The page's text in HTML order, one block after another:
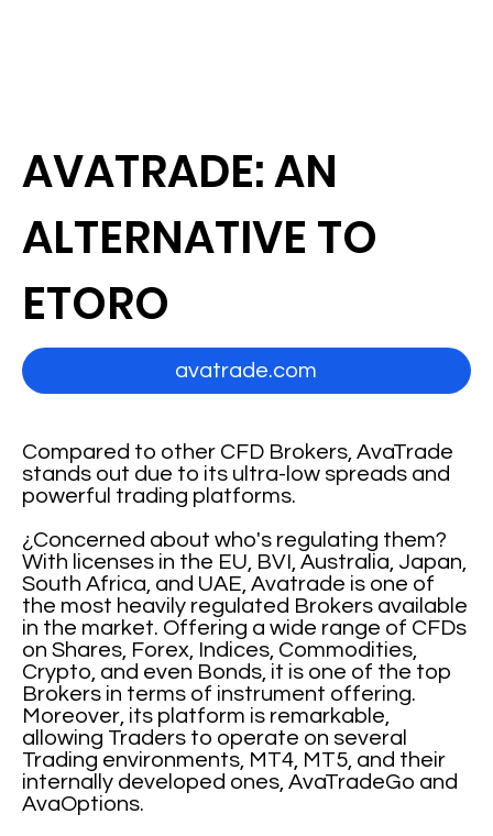
Compared to other CFD Brokers, AvaTrade
stands out due to its ultra-low spreads and
powerful trading platforms.
¿Concerned about who's regulating them?
With licenses in the EU, BVI, Australia, Japan,
South Africa, and UAE, Avatrade is one of
the most heavily regulated Brokers available
in the market. Offering a wide range of CFDs
on Shares, Forex, Indices, Commodities,
Crypto, and even Bonds, it is one of the top
Brokers in terms of instrument offering.
Moreover, its platform is remarkable,
allowing Traders to operate on several
Trading environments, MT4, MT5, and their
internally developed ones, AvaTradeGo and
AvaOptions.
AVATRADE: AN
ALTERNATIVE TO
ETORO
avatrade.com